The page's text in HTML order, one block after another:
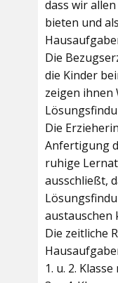
dass wir
bieten und
Die
die Kinder
zeigen ihnen
Die
Anfertigung
ruhige
ausschließt,
austauschen
Die zeitliche
1. u. 2.